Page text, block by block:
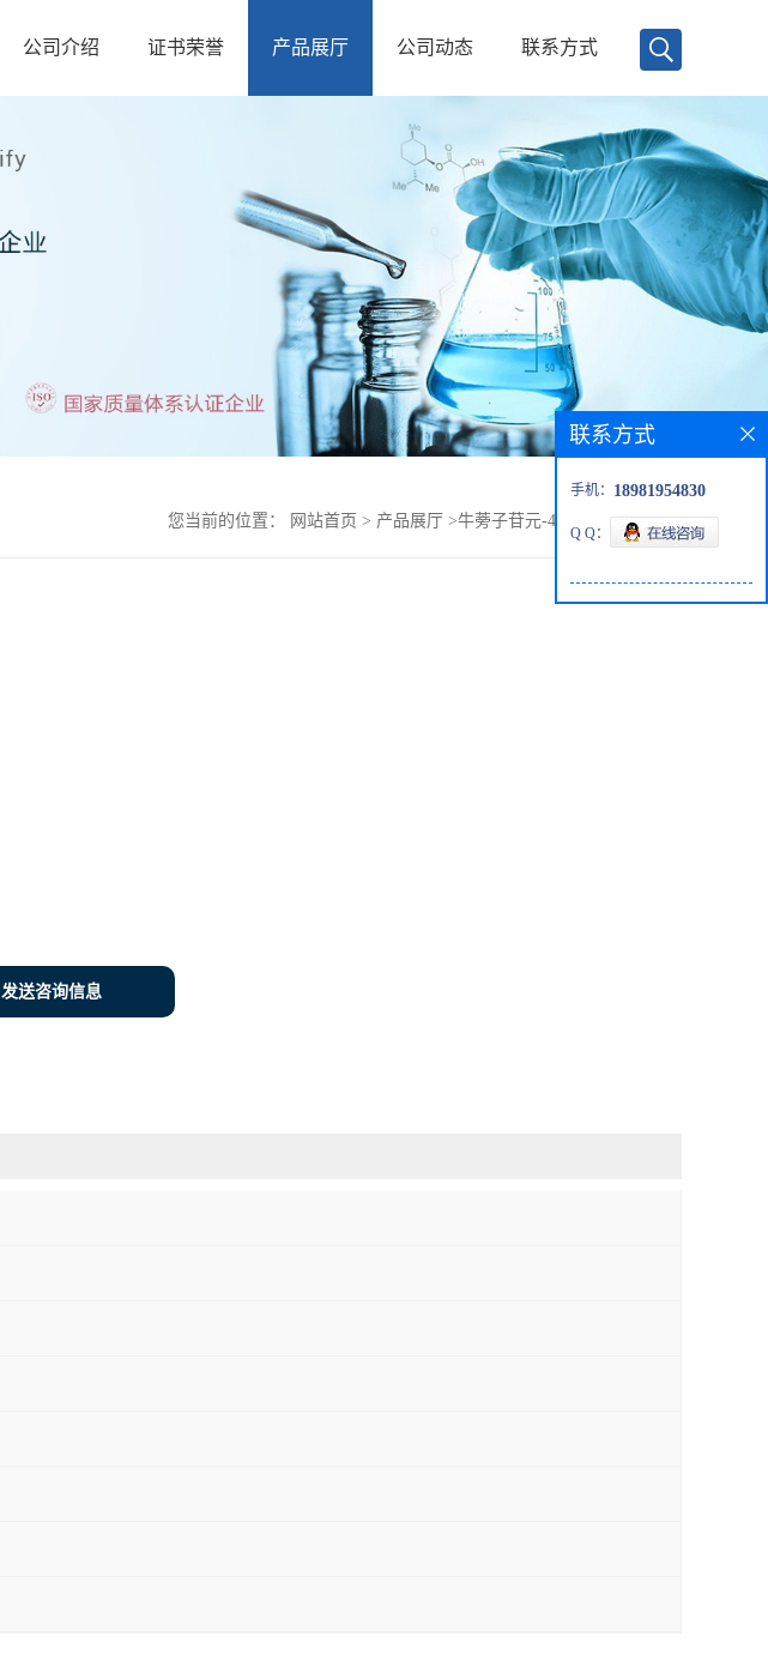
公司介绍 证书荣誉 产品展厅 公司动态 联系方式
您当前的位置： 网站首页 > 产品展厅 >牛蒡子苷元-4'-O-β-龙胆二糖苷
发送咨询信息
联系方式
手机： 18981954830
Q Q：